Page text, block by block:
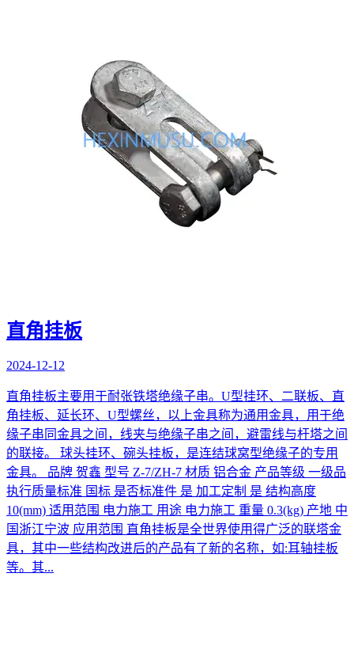
直角挂板
2024-12-12
直角挂板主要用于耐张铁塔绝缘子串。U型挂环、二联板、直
角挂板、延长环、U型螺丝，以上金具称为通用金具，用于绝
缘子串同金具之间，线夹与绝缘子串之间，避雷线与杆塔之间
的联接。 球头挂环、碗头挂板，是连结球窝型绝缘子的专用
金具。 品牌 贺鑫 型号 Z-7/ZH-7 材质 铝合金 产品等级 一级品
执行质量标准 国标 是否标准件 是 加工定制 是 结构高度
10(mm) 适用范围 电力施工 用途 电力施工 重量 0.3(kg) 产地 中
国浙江宁波 应用范围 直角挂板是全世界使用得广泛的联塔金
具，其中一些结构改进后的产品有了新的名称，如:耳轴挂板
等。其...